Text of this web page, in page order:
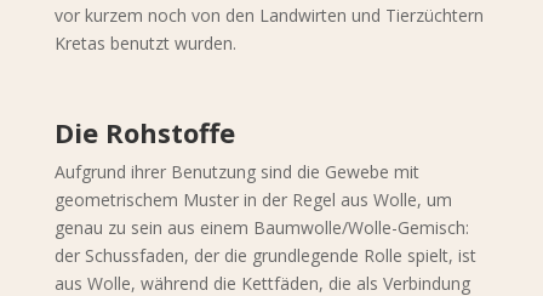
vor kurzem noch von den Landwirten und Tierzüchtern
Kretas benutzt wurden.
Die Rohstoffe
Aufgrund ihrer Benutzung sind die Gewebe mit
geometrischem Muster in der Regel aus Wolle, um
genau zu sein aus einem Baumwolle/Wolle-Gemisch:
der Schussfaden, der die grundlegende Rolle spielt, ist
aus Wolle, während die Kettfäden, die als Verbindung